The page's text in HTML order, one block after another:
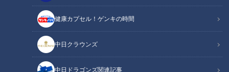
健康カプセル！ゲンキの時間
中日クラウンズ
中日ドラゴンズ関連記事